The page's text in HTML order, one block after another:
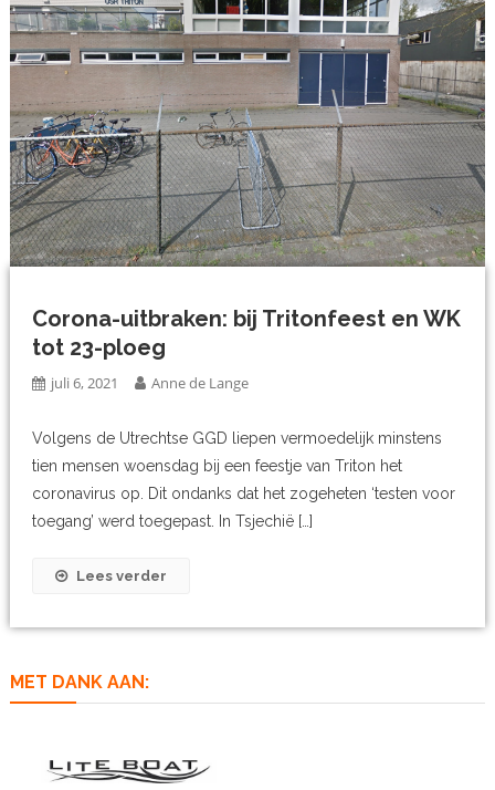
Corona-uitbraken: bij Tritonfeest en WK
tot 23-ploeg
juli 6, 2021 Anne de Lange
Volgens de Utrechtse GGD liepen vermoedelijk minstens
tien mensen woensdag bij een feestje van Triton het
coronavirus op. Dit ondanks dat het zogeheten ‘testen voor
toegang’ werd toegepast. In Tsjechië […]
Lees verder
MET DANK AAN: